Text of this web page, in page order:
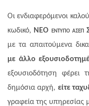
Οι ενδιαφερόμενοι
κωδικό, ΝΕΟ εντυπο ασεπ
με τα απαιτούμενα
με άλλο
εξουσιοδότηση
δημόσια αρχή, είτε
γραφεία της υπηρεσίας